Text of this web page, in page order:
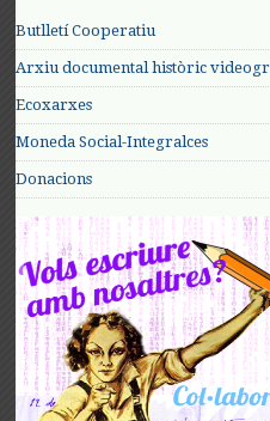
Butlletí Cooperatiu
Arxiu documental històric
Ecoxarxes
Moneda Social-Integralces
Donacions